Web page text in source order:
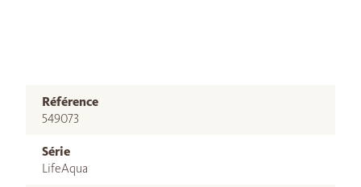
Référence
549073
Série
LifeAqua